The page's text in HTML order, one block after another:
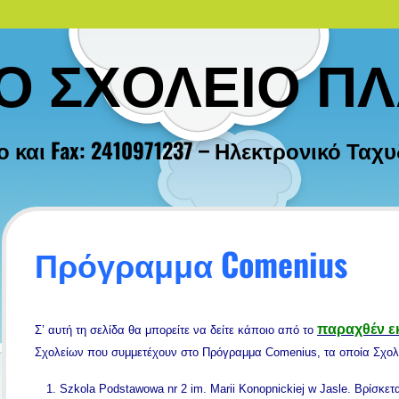
ΣΧΟΛΕΙΟ
Fax: 2410971237 – Ηλεκτρονικό
Πρόγραμμα Comenius
Σ’ αυτή τη σελίδα θα μπορείτε να δείτε κάποιο από το παραχθέν
Σχολείων που συμμετέχουν στο Πρόγραμμα Comenius, τα οποία
1. Szkola Podstawowa nr 2 im. Marii Konopnickiej w Jasle.